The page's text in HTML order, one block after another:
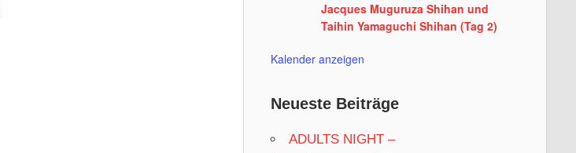
Jacques Muguruza Shihan und
Taihin Yamaguchi Shihan (Tag 2)
Kalender anzeigen
Neueste Beiträge
ADULTS NIGHT –